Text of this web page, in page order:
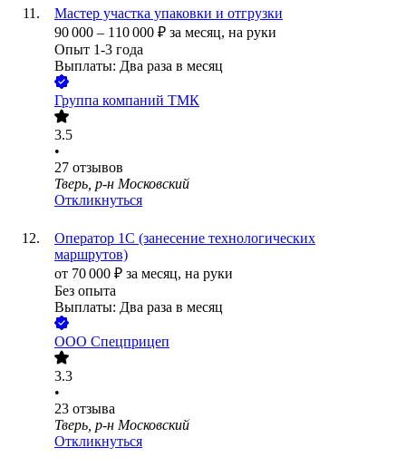
Мастер участка упаковки и отгрузки
90 000 – 110 000 ₽ за месяц, на руки
Опыт 1-3 года
Выплаты: Два раза в месяц
Группа компаний ТМК
3.5
•
27 отзывов
Тверь, р-н Московский
Откликнуться
Оператор 1С (занесение технологических
маршрутов)
от 70 000 ₽ за месяц, на руки
Без опыта
Выплаты: Два раза в месяц
ООО Спецприцеп
3.3
•
23 отзыва
Тверь, р-н Московский
Откликнуться